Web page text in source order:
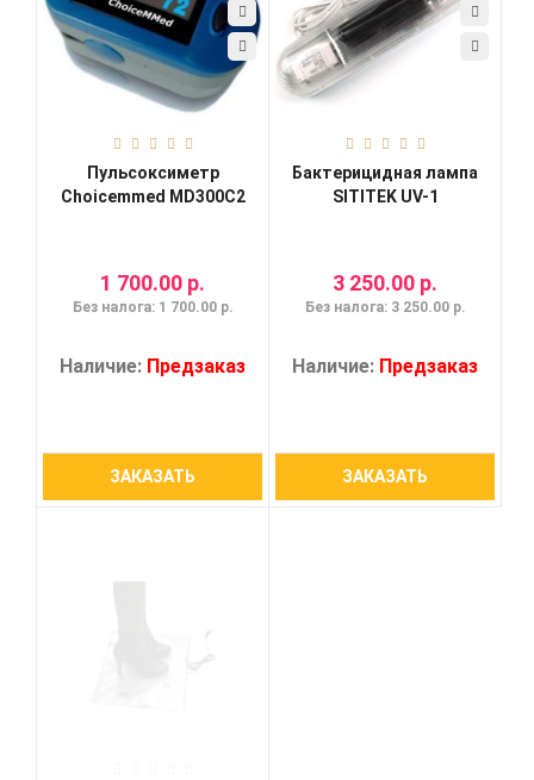
Пульсоксиметр
Choicemmed MD300C2
1 700.00 р.
Без налога: 1 700.00 р.
Наличие: Предзаказ
ЗАКАЗАТЬ
Бактерицидная лампа
SITITEK UV-1
3 250.00 р.
Без налога: 3 250.00 р.
Наличие: Предзаказ
ЗАКАЗАТЬ